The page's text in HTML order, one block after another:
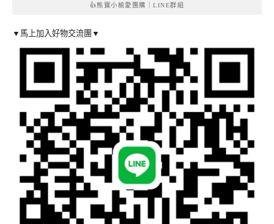
👍熊寶小榆愛團購｜LINE群組
▼馬上加入好物交流團▼